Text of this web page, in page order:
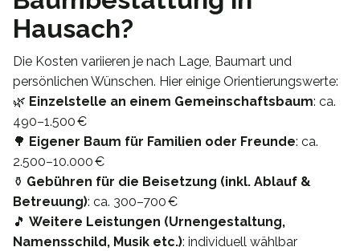
Hausach?
Die Kosten variieren je nach Lage, Baumart und
persönlichen Wünschen. Hier einige Orientierungswerte:
🌿 Einzelstelle an einem Gemeinschaftsbaum: ca.
490–1.500 €
🌳 Eigener Baum für Familien oder Freunde: ca.
2.500–10.000 €
⚱️ Gebühren für die Beisetzung (inkl. Ablauf &
Betreuung): ca. 300–700 €
🎵 Weitere Leistungen (Urnengestaltung,
Namensschild, Musik etc.): individuell wählbar